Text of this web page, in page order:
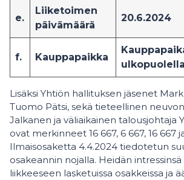
e.
Liiketoimen
päivämäärä
20.6.2024
f. Kauppapaikka
ulkopuolella
Lisäksi Yhtiön hallituksen jäsenet
Tuomo Pätsi, sekä tieteellinen
Jalkanen ja väliaikainen talousjohtaja
ovat merkinneet 16 667, 6 667, 16 667
Ilmaisosaketta 4.4.2024 tiedotetun
osakeannin nojalla. Heidän intressinsä
liikkeeseen lasketuissa osakkeissa ja